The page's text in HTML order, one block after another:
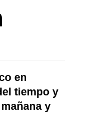
en
tiempo y
y